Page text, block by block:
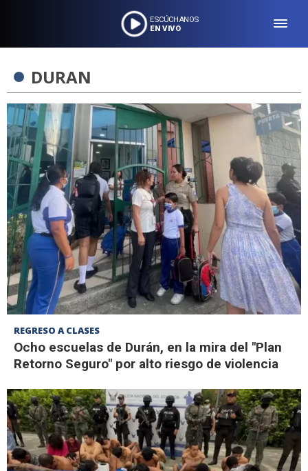
ESCÚCHANOS
EN VIVO
DURAN
REGRESO A CLASES
Ocho escuelas de Durán, en la mira del "Plan
Retorno Seguro" por alto riesgo de violencia